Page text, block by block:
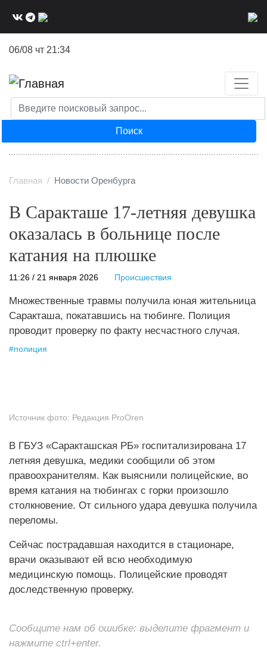
06/08 чт 21:34
Поиск
Главная Новости Оренбурга
В Саракташе 17-летняя девушка
оказалась в больнице после
катания на плюшке
11:26 / 21 января 2026 Происшествия
Множественные травмы получила юная жительница
Саракташа, покатавшись на тюбинге. Полиция
проводит проверку по факту несчастного случая.
#полиция
Источник фото: Редакция ProOren
В ГБУЗ «Саракташская РБ» госпитализирована 17
летняя девушка, медики сообщили об этом
правоохранителям. Как выяснили полицейские, во
время катания на тюбингах с горки произошло
столкновение. От сильного удара девушка получила
переломы.
Сейчас пострадавшая находится в стационаре,
врачи оказывают ей всю необходимую
медицинскую помощь. Полицейские проводят
доследственную проверку.
Сообщите нам об ошибке: выделите фрагмент и
нажмите ctrl+enter.